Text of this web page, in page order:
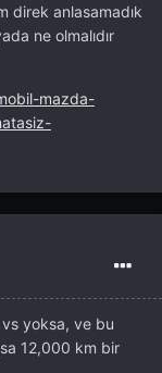
direk anlasamadık
ne olmalıdır
mazda-
yoksa, ve bu
12,000 km bir